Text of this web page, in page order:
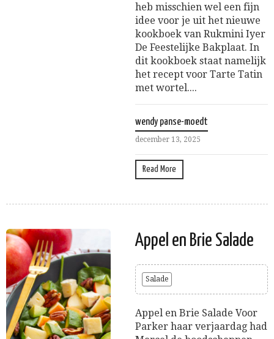
heb misschien wel een fijn
idee voor je uit het nieuwe
kookboek van Rukmini Iyer
De Feestelijke Bakplaat. In
dit kookboek staat namelijk
het recept voor Tarte Tatin
met wortel....
wendy panse-moedt
december 13, 2025
Read More
Appel en Brie Salade
Salade
Appel en Brie Salade Voor
Parker haar verjaardag had